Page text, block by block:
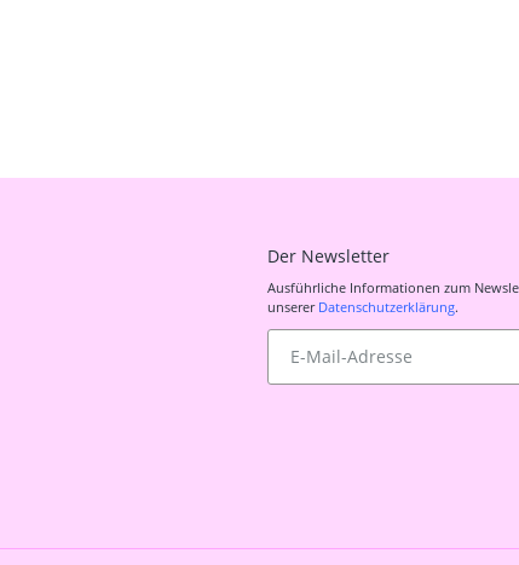
Der Newsletter
Ausführliche Informationen zum
unserer Datenschutzerklärung.
unsere